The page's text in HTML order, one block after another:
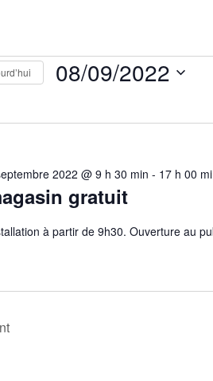
08/09/2022
date.
gratuit
2022 @ 9 h 30 min - 17 h 00
à partir de 9h30. Ouverture au